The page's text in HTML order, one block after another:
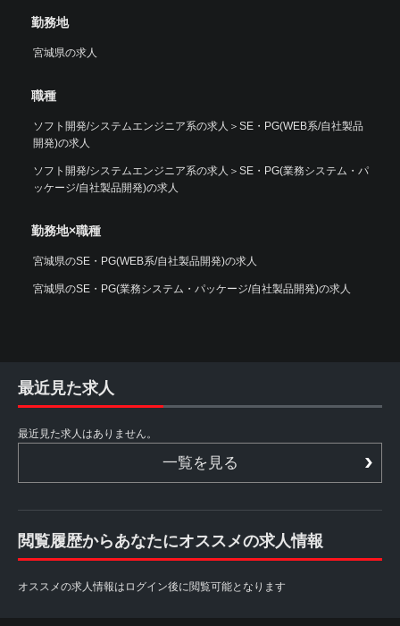
勤務地
宮城県の求人
職種
ソフト開発/システムエンジニア系の求人 ＞ SE・PG(WEB系/自社製品
開発)の求人
ソフト開発/システムエンジニア系の求人 ＞ SE・PG(業務システム・パ
ッケージ/自社製品開発)の求人
勤務地×職種
宮城県のSE・PG(WEB系/自社製品開発)の求人
宮城県のSE・PG(業務システム・パッケージ/自社製品開発)の求人
最近見た求人
最近見た求人はありません。
一覧を見る
閲覧履歴からあなたにオススメの求人情報
オススメの求人情報はログイン後に閲覧可能となります